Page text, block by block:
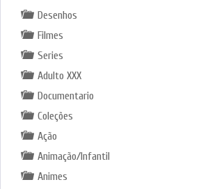
Desenhos
Filmes
Series
Adulto XXX
Documentario
Coleções
Ação
Animação/Infantil
Animes